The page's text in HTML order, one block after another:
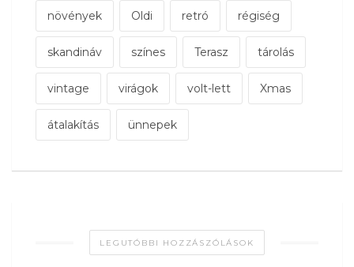
növények Oldi retró régiség
skandináv színes Terasz tárolás
vintage virágok volt-lett Xmas
átalakítás ünnepek
LEGUTÓBBI HOZZÁSZÓLÁSOK